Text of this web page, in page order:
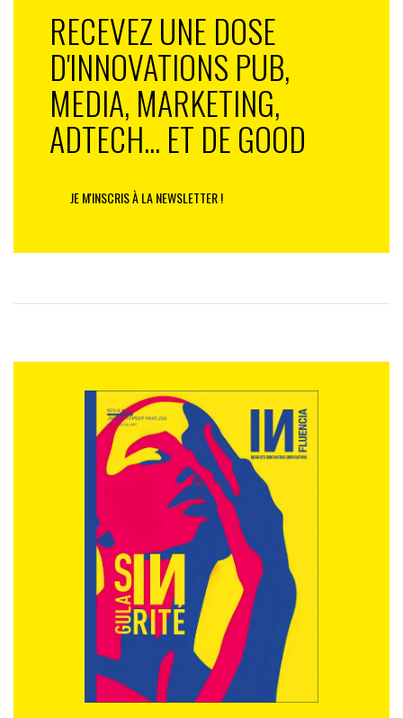
RECEVEZ UNE DOSE
D'INNOVATIONS PUB,
MEDIA, MARKETING,
ADTECH... ET DE GOOD
JE M'INSCRIS À LA NEWSLETTER !